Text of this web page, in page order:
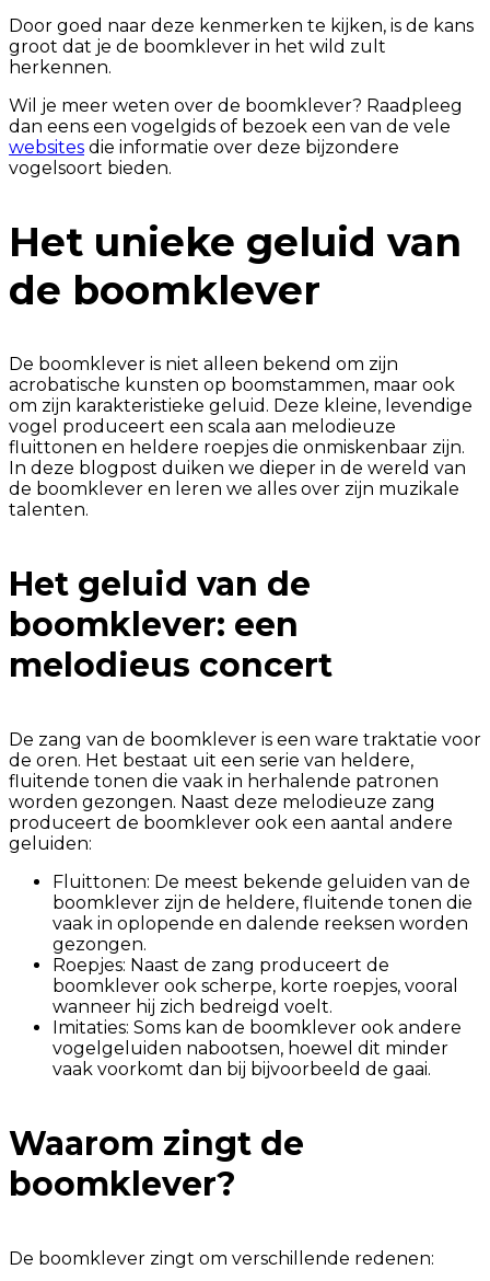
Door goed naar deze kenmerken te kijken, is de kans
groot dat je de boomklever in het wild zult
herkennen.
Wil je meer weten over de boomklever? Raadpleeg
dan eens een vogelgids of bezoek een van de vele
websites die informatie over deze bijzondere
vogelsoort bieden.
Het unieke geluid van
de boomklever
De boomklever is niet alleen bekend om zijn
acrobatische kunsten op boomstammen, maar ook
om zijn karakteristieke geluid. Deze kleine, levendige
vogel produceert een scala aan melodieuze
fluittonen en heldere roepjes die onmiskenbaar zijn.
In deze blogpost duiken we dieper in de wereld van
de boomklever en leren we alles over zijn muzikale
talenten.
Het geluid van de
boomklever: een
melodieus concert
De zang van de boomklever is een ware traktatie voor
de oren. Het bestaat uit een serie van heldere,
fluitende tonen die vaak in herhalende patronen
worden gezongen. Naast deze melodieuze zang
produceert de boomklever ook een aantal andere
geluiden:
Fluittonen: De meest bekende geluiden van de
boomklever zijn de heldere, fluitende tonen die
vaak in oplopende en dalende reeksen worden
gezongen.
Roepjes: Naast de zang produceert de
boomklever ook scherpe, korte roepjes, vooral
wanneer hij zich bedreigd voelt.
Imitaties: Soms kan de boomklever ook andere
vogelgeluiden nabootsen, hoewel dit minder
vaak voorkomt dan bij bijvoorbeeld de gaai.
Waarom zingt de
boomklever?
De boomklever zingt om verschillende redenen: